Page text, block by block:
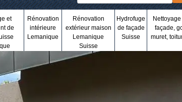
et
de
Rénovation
intérieure
Lemanique
Rénovation
extérieur maison
Lemanique
Suisse
Hydrofuge
de façade
Suisse
façade,
muret,